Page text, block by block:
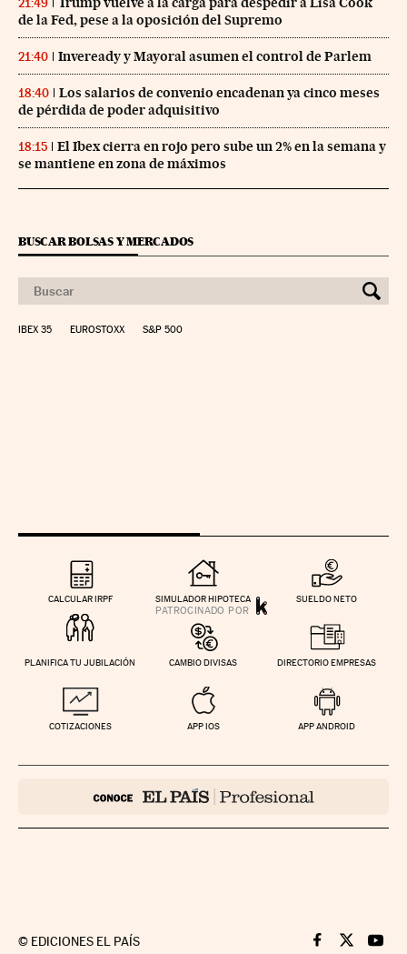
21:49
de la Fed, pese a la oposición del Supremo
21:40 Inveready y Mayoral asumen el control de Parlem
18:40
Los salarios de convenio encadenan ya cinco meses
de pérdida de poder adquisitivo
18:15
El Ibex cierra en rojo pero sube un 2% en la semana y
se mantiene en zona de máximos
BUSCAR BOLSAS Y MERCADOS
IBEX 35 EUROSTOXX S&P 500
CALCULAR IRPF SIMULADOR HIPOTECA SUELDO NETO
PLANIFICA TU JUBILACIÓN CAMBIO DIVISAS DIRECTORIO EMPRESAS
COTIZACIONES APP IOS APP ANDROID
© EDICIONES EL PAÍS Cinco Días en
Cinco Días
Cinco